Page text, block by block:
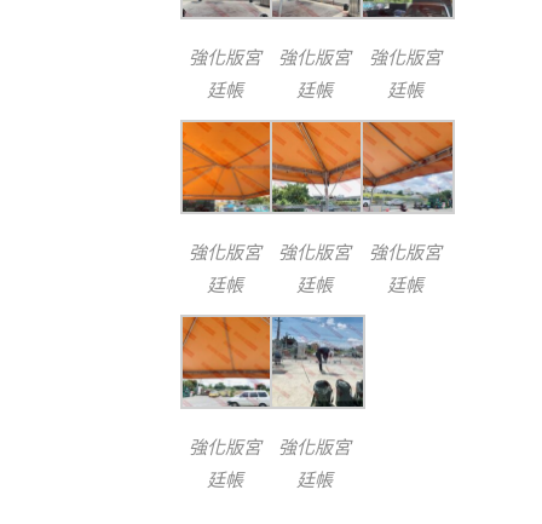
強化版宮
廷帳
強化版宮
廷帳
強化版宮
廷帳
強化版宮
廷帳
強化版宮
廷帳
強化版宮
廷帳
強化版宮
廷帳
強化版宮
廷帳